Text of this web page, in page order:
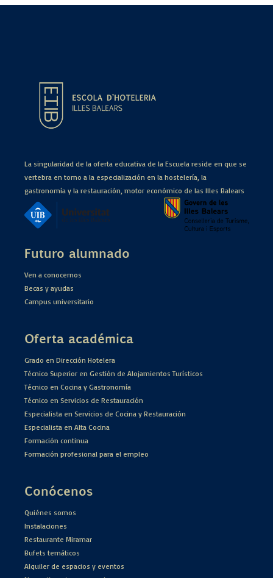
La singularidad de la oferta educativa de la Escuela reside en que se
vertebra en torno a la especialización en la hostelería, la
gastronomía y la restauración, motor económico de las Illes Balears
Futuro alumnado
Ven a conocernos
Becas y ayudas
Campus universitario
Oferta académica
Grado en Dirección Hotelera
Técnico Superior en Gestión de Alojamientos Turísticos
Técnico en Cocina y Gastronomía
Técnico en Servicios de Restauración
Especialista en Servicios de Cocina y Restauración
Especialista en Alta Cocina
Formación continua
Formación profesional para el empleo
Conócenos
Quiénes somos
Instalaciones
Restaurante Miramar
Bufets temáticos
Alquiler de espacios y eventos